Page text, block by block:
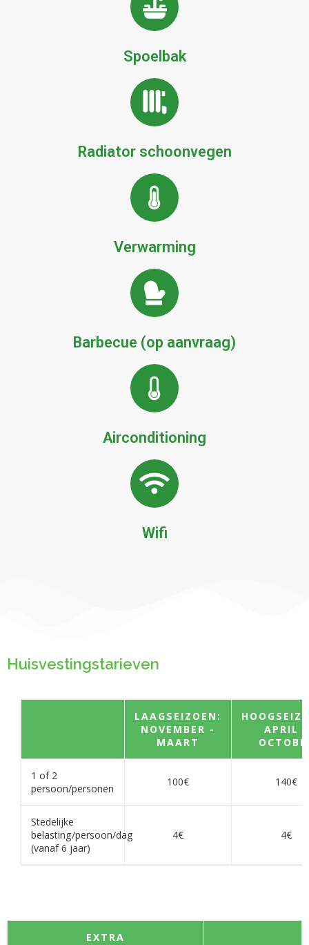
Spoelbak
Radiator schoonvegen
Verwarming
Barbecue (op aanvraag)
Airconditioning
Wifi
Huisvestingstarieven
LAAGSEIZOEN:
NOVEMBER -
MAART
APRIL -
1 of 2
persoon/personen
100€ 140€
Stedelijke
belasting/persoon/dag
(vanaf 6 jaar)
4€ 4€
EXTRA